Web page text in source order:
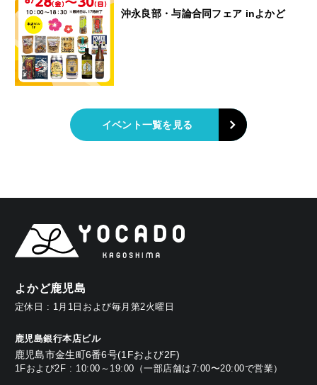
沖永良部・与論合同フェア inよかど
イベント一覧を見る
よかど鹿児島
定休日 : 1月1日および毎月第2火曜日
鹿児島銀行本店ビル
鹿児島市金生町6番6号(1Fおよび2F)
1Fおよび2F : 10:00～19:00（一部店舗は7:00〜20:00で営業）